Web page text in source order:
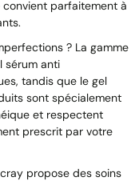
parfaitement à
? La gamme
sérum anti
tandis que le gel
sont spécialement
et respectent
prescrit par votre
propose des soins